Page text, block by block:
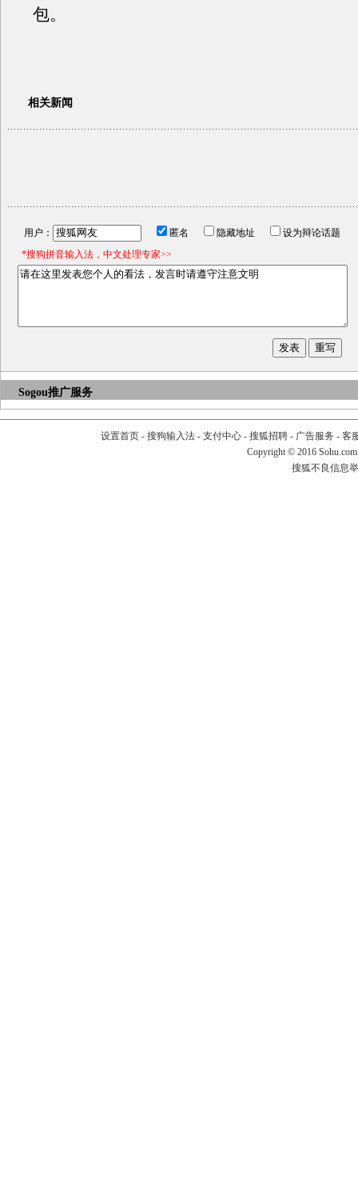
包。
相关新闻
用户： 匿名 隐藏地址
设为辩论话题
*搜狗拼音输入法，中文处理专家>>
Sogou推广服务
设置首页- 搜狗输入法- 支付中心- 搜狐招聘- 广告服务 - 客
Copyright © 2016
搜狐不良信息